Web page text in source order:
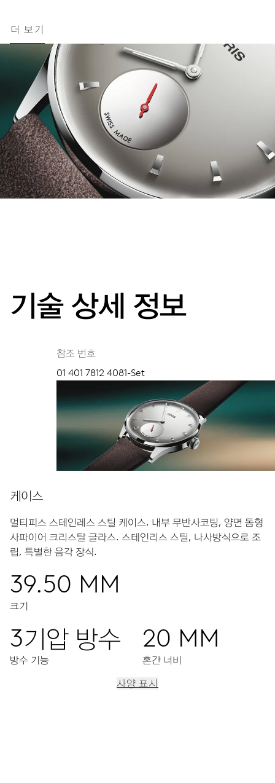
더 보기
기술 상세 정보
참조 번호
01 401 7812 4081-Set
케이스
멀티피스 스테인레스 스틸 케이스. 내부 무반사코팅, 양면 돔형
사파이어 크리스탈 글라스. 스테인리스 스틸, 나사방식으로 조
립, 특별한 음각 장식.
39.50 MM
크기
3기압 방수
방수 기능
20 MM
혼간 너비
사양 표시